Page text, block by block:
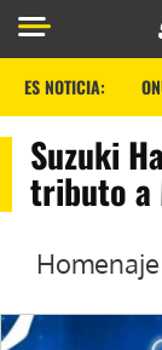
ES NOTICIA:
Suzuki
tributo a